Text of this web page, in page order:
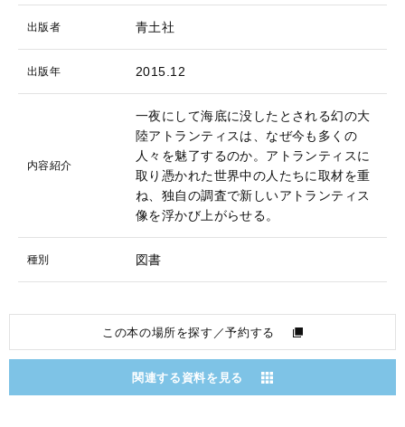
出版者 青土社
出版年 2015.12
内容紹介
一夜にして海底に没したとされる幻の大
陸アトランティスは、なぜ今も多くの
人々を魅了するのか。アトランティスに
取り憑かれた世界中の人たちに取材を重
ね、独自の調査で新しいアトランティス
像を浮かび上がらせる。
種別 図書
この本の場所を探す／予約する
関連する資料を見る